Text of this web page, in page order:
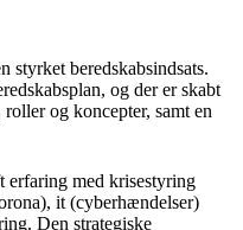
styrket beredskabsindsats.
og der er skabt
og koncepter, samt en
erfaring med krisestyring
it (cyberhændelser)
Den strategiske